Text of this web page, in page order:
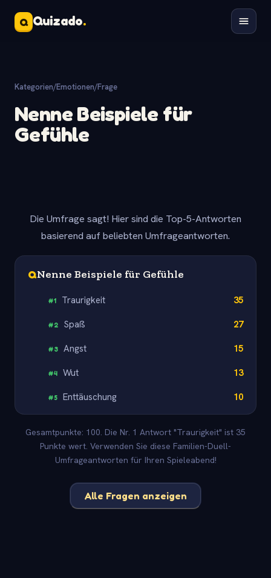
Q Quizado.
Kategorien/Emotionen/Frage
Nenne Beispiele für
Gefühle
Die Umfrage sagt! Hier sind die Top-5-Antworten
basierend auf beliebten Umfrageantworten.
QNenne Beispiele für Gefühle
#1 Traurigkeit 35
#2 Spaß 27
#3 Angst 15
#4 Wut 13
#5 Enttäuschung 10
Gesamtpunkte: 100. Die Nr. 1 Antwort "Traurigkeit" ist 35
Punkte wert. Verwenden Sie diese Familien-Duell-
Umfrageantworten für Ihren Spieleabend!
Alle Fragen anzeigen